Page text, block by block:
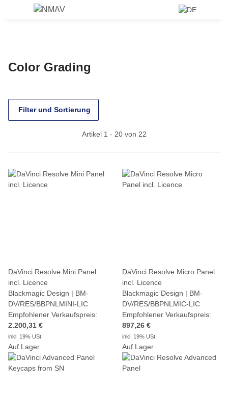
Color Grading
Filter und Sortierung
Artikel 1 - 20 von 22
DaVinci Resolve Mini Panel
incl. Licence
Blackmagic Design | BM-
DV/RES/BBPNLMINI-LIC
Empfohlener Verkaufspreis:
2.200,31 €
inkl. 19% USt.
Auf Lager
DaVinci Resolve Micro Panel
incl. Licence
Blackmagic Design | BM-
DV/RES/BBPNLMIC-LIC
Empfohlener Verkaufspreis:
897,26 €
inkl. 19% USt.
Auf Lager